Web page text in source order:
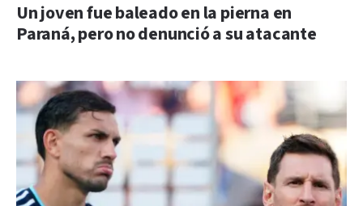
Un joven fue baleado en la pierna en
Paraná, pero no denunció a su atacante